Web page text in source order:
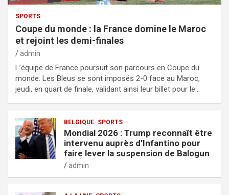
SPORTS
Coupe du monde : la France domine le Maroc
et rejoint les demi-finales
admin
L’équipe de France poursuit son parcours en Coupe du
monde. Les Bleus se sont imposés 2-0 face au Maroc,
jeudi, en quart de finale, validant ainsi leur billet pour le…
BELGIQUE SPORTS
Mondial 2026 : Trump reconnaît être
intervenu auprès d’Infantino pour
faire lever la suspension de Balogun
admin